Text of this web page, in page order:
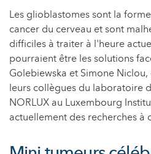
Les glioblastomes sont la
cancer du cerveau et sont
difficiles à traiter à l'heure
pourraient être les solutions
Golebiewska et Simone
leurs collègues du laboratoire
NORLUX au Luxembourg
actuellement des recherches à